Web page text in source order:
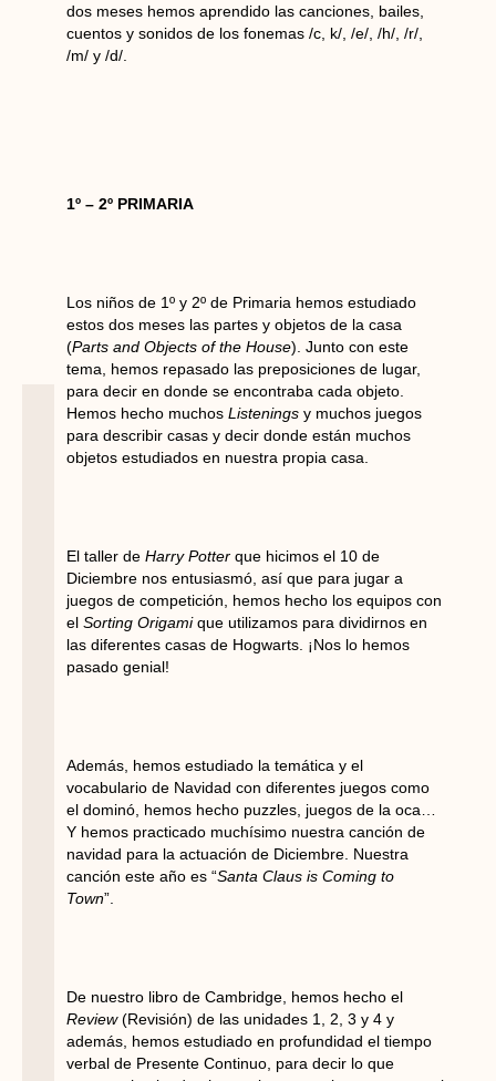
dos meses hemos aprendido las canciones, bailes,
cuentos y sonidos de los fonemas /c, k/, /e/, /h/, /r/,
/m/ y /d/.
1º – 2º PRIMARIA
Los niños de 1º y 2º de Primaria hemos estudiado
estos dos meses las partes y objetos de la casa
(Parts and Objects of the House). Junto con este
tema, hemos repasado las preposiciones de lugar,
para decir en donde se encontraba cada objeto.
Hemos hecho muchos Listeningsy muchos juegos
para describir casas y decir donde están muchos
objetos estudiados en nuestra propia casa.
El taller de Harry Potterque hicimos el 10 de
Diciembre nos entusiasmó, así que para jugar a
juegos de competición, hemos hecho los equipos con
el Sorting Origamique utilizamos para dividirnos en
las diferentes casas de Hogwarts. ¡Nos lo hemos
pasado genial!
Además, hemos estudiado la temática y el
vocabulario de Navidad con diferentes juegos como
el dominó, hemos hecho puzzles, juegos de la oca…
Y hemos practicado muchísimo nuestra canción de
navidad para la actuación de Diciembre. Nuestra
canción este año es “Santa Claus is Coming to
Town”.
De nuestro libro de Cambridge, hemos hecho el
Review(Revisión) de las unidades 1, 2, 3 y 4 y
además, hemos estudiado en profundidad el tiempo
verbal de Presente Continuo, para decir lo que